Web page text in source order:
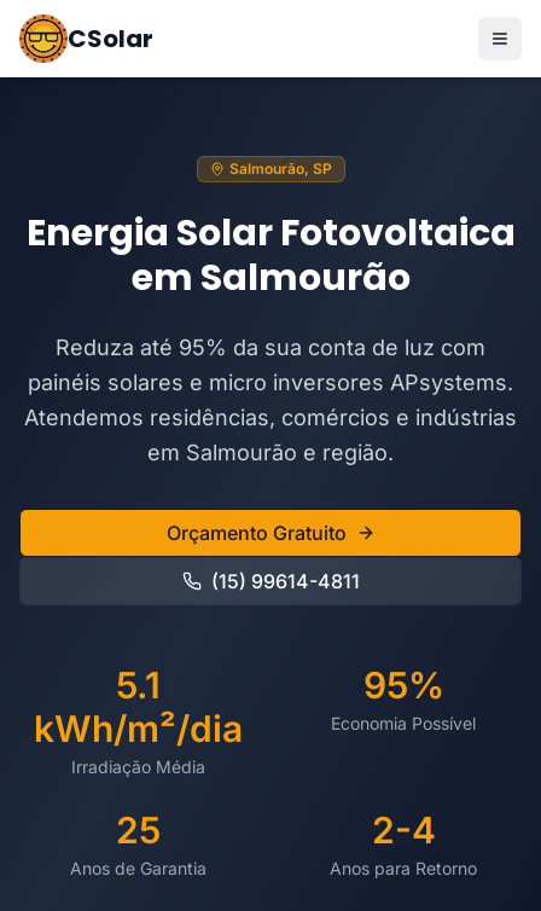
CSolar
Salmourão, SP
Energia Solar Fotovoltaica
em Salmourão
Reduza até 95% da sua conta de luz com
painéis solares e micro inversores APsystems.
Atendemos residências, comércios e indústrias
em Salmourão e região.
Orçamento Gratuito
(15) 99614-4811
5.1
kWh/m²/dia
Irradiação Média
95%
Economia Possível
25
Anos de Garantia
2-4
Anos para Retorno